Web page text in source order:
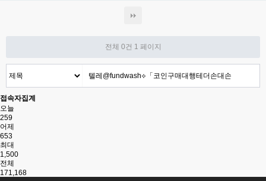
전체 0건 1 페이지
접속자집계
오늘
259
어제
653
최대
1,500
전체
171,168